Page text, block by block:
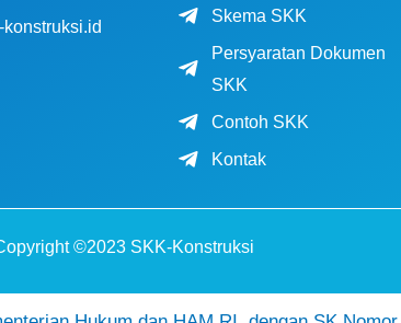
Skema SKK
Persyaratan Dokumen
SKK
Contoh SKK
Kontak
©2023 SKK-Konstruksi